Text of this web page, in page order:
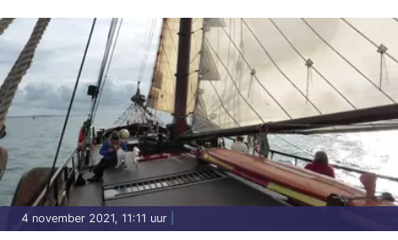
4 november 2021, 11:11 uur